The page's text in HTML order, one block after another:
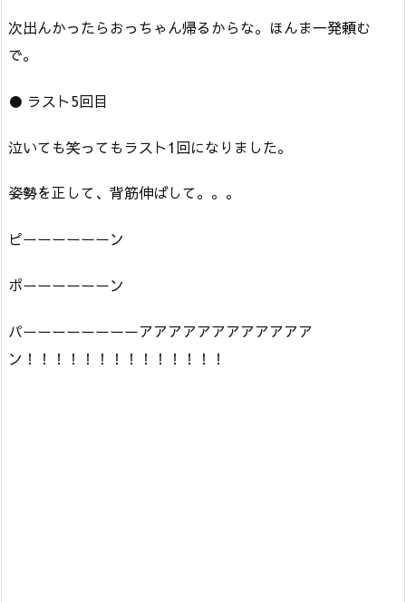
次出んかったらおっちゃん帰るからな。ほんま一発頼む
で。
● ラスト5回目
泣いても笑ってもラスト1回になりました。
姿勢を正して、背筋伸ばして。。。
ピーーーーーーン
ポーーーーーーン
パーーーーーーーーアアアアアアアアアアアア
ン！！！！！！！！！！！！！！